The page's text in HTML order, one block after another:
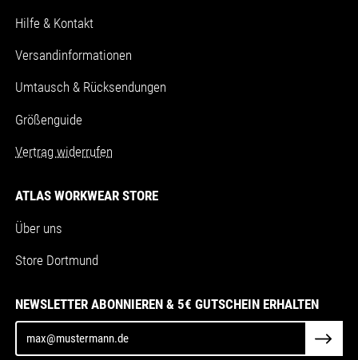
Hilfe & Kontakt
Versandinformationen
Umtausch & Rücksendungen
Größenguide
Vertrag widerrufen
ATLAS WORKWEAR STORE
Über uns
Store Dortmund
NEWSLETTER ABONNIEREN & 5€ GUTSCHEIN ERHALTEN